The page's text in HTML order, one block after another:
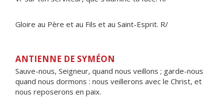
Gloire au Père et au Fils et au Saint-Esprit. R/
ANTIENNE DE SYMÉON
Sauve-nous, Seigneur, quand nous veillons ; garde-nous
quand nous dormons : nous veillerons avec le Christ, et
nous reposerons en paix.